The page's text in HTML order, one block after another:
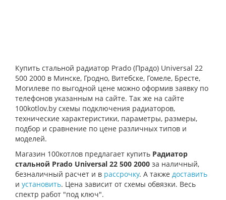
Купить стальной радиатор Prado (Прадо) Universal 22
500 2000 в Минске, Гродно, Витебске, Гомеле, Бресте,
Могилеве по выгодной цене можно оформив заявку по
телефонов указанным на сайте. Так же на сайте
100kotlov.by схемы подключения радиаторов,
технические характеристики, параметры, размеры,
подбор и сравнение по цене различных типов и
моделей.
Магазин 100котлов предлагает купить Радиатор
стальной Prado Universal 22 500 2000 за наличный,
безналичный расчет и в рассрочку. А также доставить
и установить. Цена зависит от схемы обвязки. Весь
спектр работ "под ключ".